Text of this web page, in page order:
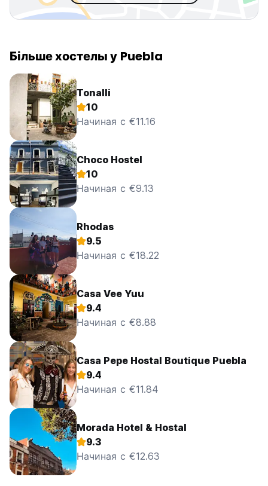
Більше хостелы у Puebla
Tonalli
10
Начиная с €11.16
Choco Hostel
10
Начиная с €9.13
Rhodas
9.5
Начиная с €18.22
Casa Vee Yuu
9.4
Начиная с €8.88
Casa Pepe Hostal Boutique Puebla
9.4
Начиная с €11.84
Morada Hotel & Hostal
9.3
Начиная с €12.63